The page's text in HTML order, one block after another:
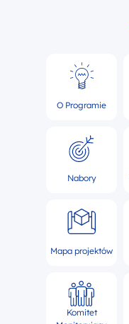
O Programie
Nabory
Mapa projektów
Komitet